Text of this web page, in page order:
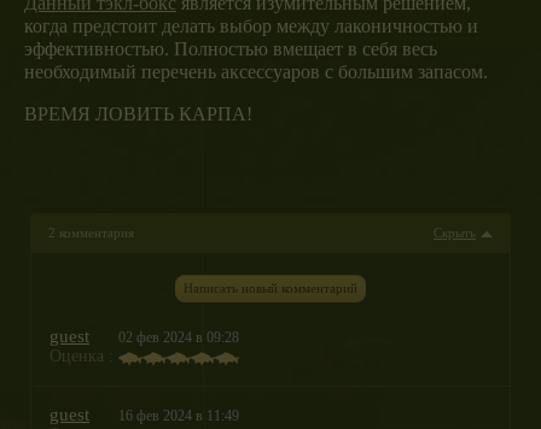
когда предстоит делать выбор между лаконичностью и
эффективностью. Полностью вмещает в себя весь
необходимый перечень аксессуаров с большим запасом.
ВРЕМЯ ЛОВИТЬ КАРПА!
Скрыть
2 комментария
Написать новый комментарий
guest 02 фев 2024 в 09:28
Оценка :
guest 16 фев 2024 в 11:49